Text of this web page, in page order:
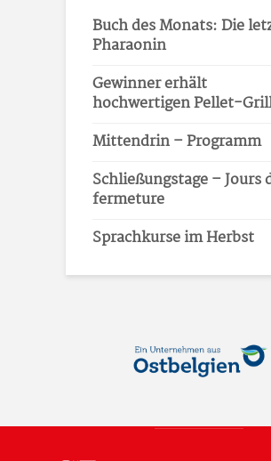
Buch des Monats: Die
Pharaonin
Gewinner erhält
hochwertigen Pellet-
Mittendrin – Programm
Schließungstage – Jours
fermeture
Sprachkurse im Herbst